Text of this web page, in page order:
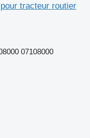
tracteur routier
07108000